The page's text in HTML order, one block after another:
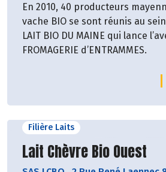
En 2010, 40 producteurs
vache BIO se sont réunis au
LAIT BIO DU MAINE qui lance
FROMAGERIE d’ENTRAMMES.
Filière Laits
Découvrir le producteur
Lait Chèvre Bio Ouest